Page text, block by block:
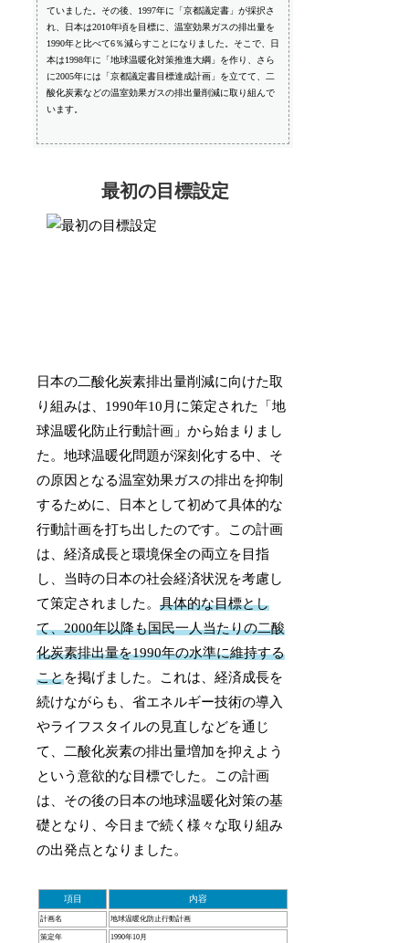
ていました。その後、1997年に「京都議定書」が採択さ
れ、日本は2010年頃を目標に、温室効果ガスの排出量を
1990年と比べて6％減らすことになりました。そこで、日
本は1998年に「地球温暖化対策推進大綱」を作り、さら
に2005年には「京都議定書目標達成計画」を立てて、二
酸化炭素などの温室効果ガスの排出量削減に取り組んで
います。
最初の目標設定
日本の二酸化炭素排出量削減に向けた取
り組みは、1990年10月に策定された「地
球温暖化防止行動計画」から始まりまし
た。地球温暖化問題が深刻化する中、そ
の原因となる温室効果ガスの排出を抑制
するために、日本として初めて具体的な
行動計画を打ち出したのです。この計画
は、経済成長と環境保全の両立を目指
し、当時の日本の社会経済状況を考慮し
て策定されました。具体的な目標とし
て、2000年以降も国民一人当たりの二酸
化炭素排出量を1990年の水準に維持する
ことを掲げました。これは、経済成長を
続けながらも、省エネルギー技術の導入
やライフスタイルの見直しなどを通じ
て、二酸化炭素の排出量増加を抑えよう
という意欲的な目標でした。この計画
は、その後の日本の地球温暖化対策の基
礎となり、今日まで続く様々な取り組み
の出発点となりました。
項目 内容
計画名 地球温暖化防止行動計画
策定年 1990年10月